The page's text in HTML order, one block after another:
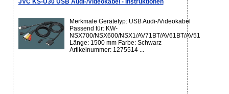
JVC KS-U30 USB Audi-/Videokabel - Instruktionen
Merkmale Gerätetyp: USB Audi-/Videokabel
Passend für: KW-
NSX700/NSX600/NSX1/AV71BT/AV61BT/AV51
Länge: 1500 mm Farbe: Schwarz
Artikelnummer: 1275514 ...